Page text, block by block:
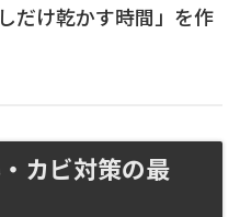
だけ乾かす時間」を作
カビ対策の最